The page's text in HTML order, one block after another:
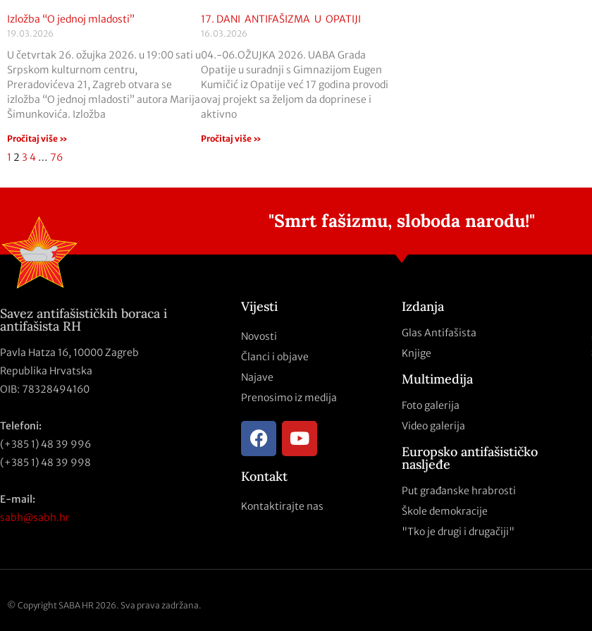
Izložba “O jednoj mladosti”
19.03.2026
U četvrtak 26. ožujka 2026. u 19:00 sati u
Srpskom kulturnom centru,
Preradovićeva 21, Zagreb otvara se
izložba “O jednoj mladosti” autora Marija
Šimunkovića. Izložba
Pročitaj više »
17. DANI ANTIFAŠIZMA U OPATIJI
16.03.2026
04.-06.OŽUJKA 2026. UABA Grada
Opatije u suradnji s Gimnazijom Eugen
Kumičić iz Opatije već 17 godina provodi
ovaj projekt sa željom da doprinese i
aktivno
Pročitaj više »
1 2 3 4 … 76
"Smrt fašizmu, sloboda narodu!"
Savez antifašističkih boraca i
antifašista RH
Pavla Hatza 16, 10000 Zagreb
Republika Hrvatska
OIB: 78328494160
Telefoni:
(+385 1) 48 39 996
(+385 1) 48 39 998
E-mail:
sabh@sabh.hr
Vijesti
Novosti
Članci i objave
Najave
Prenosimo iz medija
Kontakt
Kontaktirajte nas
Izdanja
Glas Antifašista
Knjige
Multimedija
Foto galerija
Video galerija
Europsko antifašističko
nasljeđe
Put građanske hrabrosti
Škole demokracije
"Tko je drugi i drugačiji"
© Copyright SABA HR 2026. Sva prava zadržana.